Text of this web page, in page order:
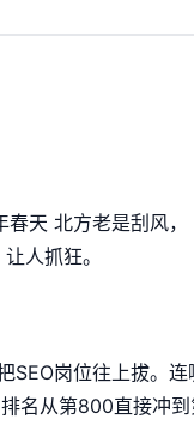
天 北方老是刮风，
人抓狂。
SEO岗位往上拔。
名从第800直接冲